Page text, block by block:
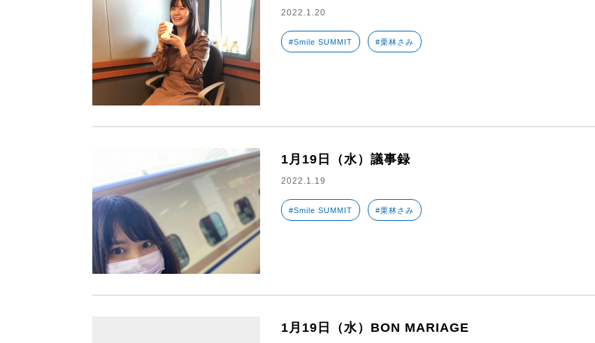
2022.1.20
#Smile SUMMIT #栗林さみ
1月19日（水）議事録
2022.1.19
#Smile SUMMIT #栗林さみ
1月19日（水）BON MARIAGE